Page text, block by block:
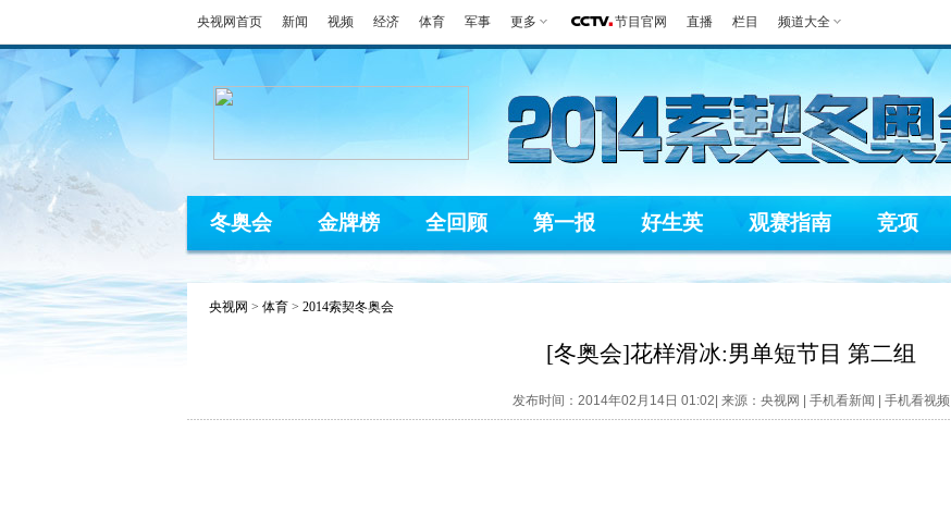
央视网首页 新闻 视频 经济 体育 军事 更多 节目官网 直播 栏目 频道大全
冬奥会 金牌榜 全回顾 第一报 好生英 观赛指南 竞项
央视网 > 体育 > 2014索契冬奥会
[冬奥会]花样滑冰:男单短节目 第二组
发布时间：2014年02月14日 01:02| 来源：央视网 | 手机看新闻 手机看视频